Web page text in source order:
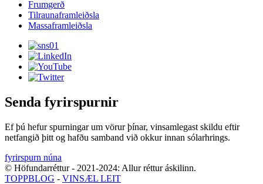
Frumgerð
Tilraunaframleiðsla
Massaframleiðsla
Senda fyrirspurnir
Ef þú hefur spurningar um vörur þínar, vinsamlegast skildu eftir
netfangið þitt og hafðu samband við okkur innan sólarhrings.
fyrirspurn núna
© Höfundarréttur - 2021-2024: Allur réttur áskilinn.
TOPPBLOG - VINSÆL LEIT